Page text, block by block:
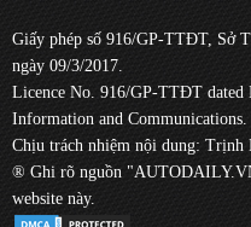
Giấy phép số 916/GP-TTĐT, Sở
ngày 09/3/2017.
Licence No. 916/GP-TTĐT dated
Information and Communications.
Chịu trách nhiệm nội dung: Trịnh
® Ghi rõ nguồn
website này.